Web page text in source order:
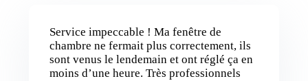
Service impeccable ! Ma fenêtre de
chambre ne fermait plus correctement, ils
sont venus le lendemain et ont réglé ça en
moins d’une heure. Très professionnels